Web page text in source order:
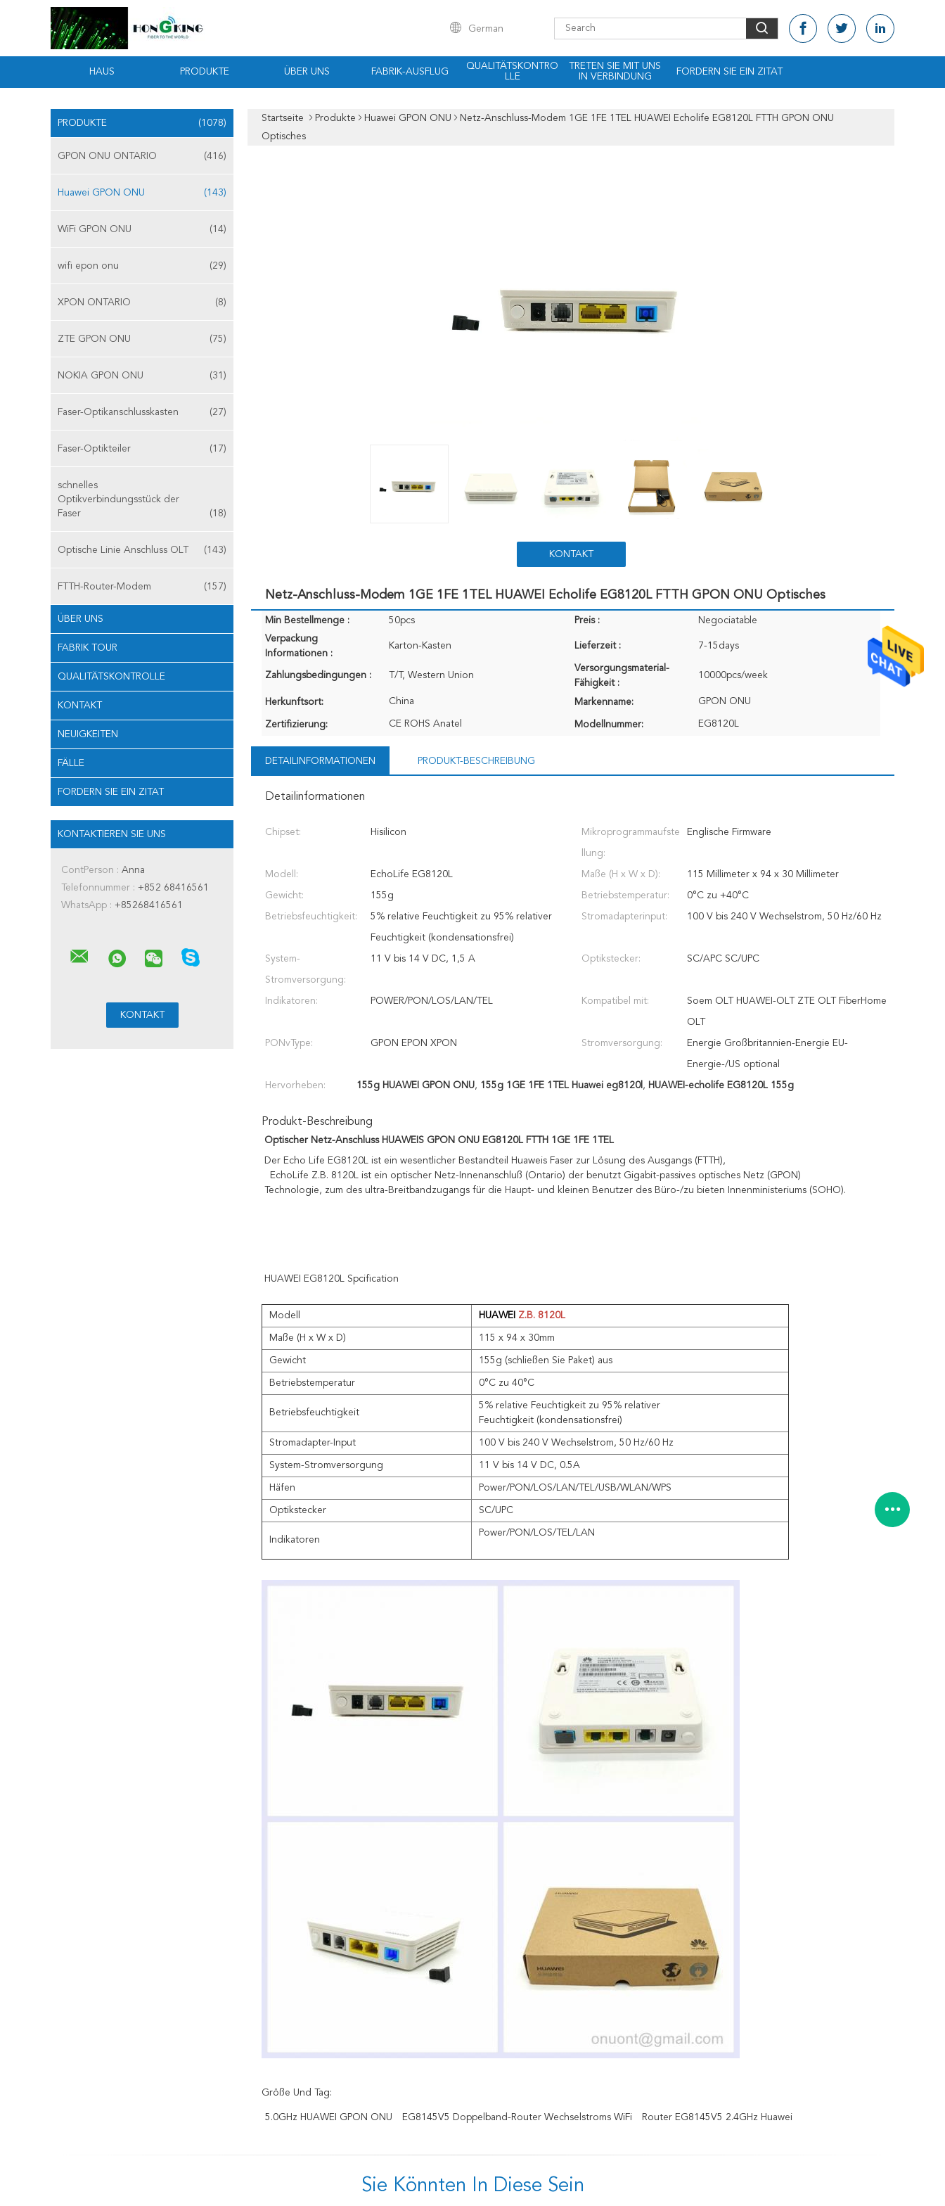
German
HAUS PRODUKTE ÜBER UNS FABRIK-AUSFLUG
QUALITÄTSKONTRO
LLE
TRETEN SIE MIT UNS
IN VERBINDUNG
FORDERN SIE EIN ZITAT
PRODUKTE (1078)
GPON ONU ONTARIO (416)
Huawei GPON ONU (143)
WiFi GPON ONU (14)
wifi epon onu (29)
XPON ONTARIO (8)
ZTE GPON ONU (75)
NOKIA GPON ONU (31)
Faser-Optikanschlusskasten (27)
Faser-Optikteiler (17)
schnelles
Optikverbindungsstück der
Faser
(18)
Optische Linie Anschluss OLT (143)
FTTH-Router-Modem (157)
ÜBER UNS
FABRIK TOUR
QUALITÄTSKONTROLLE
KONTAKT
NEUIGKEITEN
FÄLLE
FORDERN SIE EIN ZITAT
KONTAKTIEREN SIE UNS
ContPerson : Anna
Telefonnummer : +852 68416561
WhatsApp : +85268416561
Startseite Produkte Huawei GPON ONU
Netz-Anschluss-Modem 1GE 1FE 1TEL HUAWEI Echolife EG8120L FTTH GPON ONU
Optisches
KONTAKT
Netz-Anschluss-Modem 1GE 1FE 1TEL HUAWEI Echolife EG8120L FTTH GPON ONU Optisches
Min Bestellmenge : 50pcs Preis :
Negociatable
Verpackung
Informationen :
Karton-Kasten Lieferzeit : 7-15days
Zahlungsbedingungen : T/T, Western Union
Versorgungsmaterial-
Fähigkeit :
10000pcs/week
Herkunftsort: China Markenname: GPON ONU
Zertifizierung: CE ROHS Anatel Modellnummer: EG8120L
DETAILINFORMATIONEN PRODUKT-BESCHREIBUNG
Detailinformationen
Chipset: Hisilicon Mikroprogrammaufste
llung:
Englische Firmware
Modell: EchoLife EG8120L Maße (H x W x D): 115 Millimeter x 94 x 30 Millimeter
Gewicht: 155g Betriebstemperatur: 0°C zu +40°C
Betriebsfeuchtigkeit: 5% relative Feuchtigkeit zu 95% relativer
Feuchtigkeit (kondensationsfrei)
Stromadapterinput: 100 V bis 240 V Wechselstrom, 50 Hz/60 Hz
System-
Stromversorgung:
11 V bis 14 V DC, 1,5 A Optikstecker: SC/APC SC/UPC
Indikatoren: POWER/PON/LOS/LAN/TEL Kompatibel mit: Soem OLT HUAWEI-OLT ZTE OLT FiberHome
OLT
PONvType: GPON EPON XPON Stromversorgung: Energie Großbritannien-Energie EU-
Energie-/US optional
Hervorheben: 155g HUAWEI GPON ONU, 155g 1GE 1FE 1TEL Huawei eg8120l , HUAWEI-echolife EG8120L 155g
Produkt-Beschreibung
Optischer Netz-Anschluss HUAWEIS GPON ONU EG8120L FTTH 1GE 1FE 1TEL
Der Echo Life EG8120L ist ein wesentlicher Bestandteil Huaweis Faser zur Lösung des Ausgangs (FTTH),
EchoLife Z.B. 8120L ist ein optischer Netz-Innenanschluß (Ontario) der benutzt Gigabit-passives optisches Netz (GPON)
Technologie, zum des ultra-Breitbandzugangs für die Haupt- und kleinen Benutzer des Büro-/zu bieten Innenministeriums (SOHO).
HUAWEI EG8120L Spcification
Modell HUAWEI Z.B. 8120L
Maße (H x W x D) 115 x 94 x 30mm
Gewicht 155g (schließen Sie Paket) aus
Betriebstemperatur 0°C zu 40°C
Betriebsfeuchtigkeit
5% relative Feuchtigkeit zu 95% relativer
Feuchtigkeit (kondensationsfrei)
Stromadapter-Input 100 V bis 240 V Wechselstrom, 50 Hz/60 Hz
System-Stromversorgung 11 V bis 14 V DC, 0.5A
Häfen Power/PON/LOS/LAN/TEL/USB/WLAN/WPS
Optikstecker SC/UPC
Indikatoren
Power/PON/LOS/TEL/LAN
Größe Und Tag:
5.0GHz HUAWEI GPON ONU EG8145V5 Doppelband-Router Wechselstroms WiFi Router EG8145V5 2.4GHz Huawei
Sie Könnten In Diese Sein